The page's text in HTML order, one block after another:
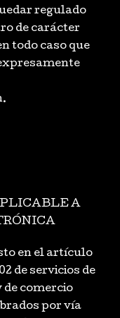
regulado
de carácter
todo caso que
A
en el artículo
de servicios de
de comercio
por vía